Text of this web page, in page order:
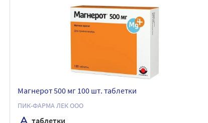
Магнерот 500 мг 100 шт. таблетки
ПИК-ФАРМА ЛЕК ООО
таблетки